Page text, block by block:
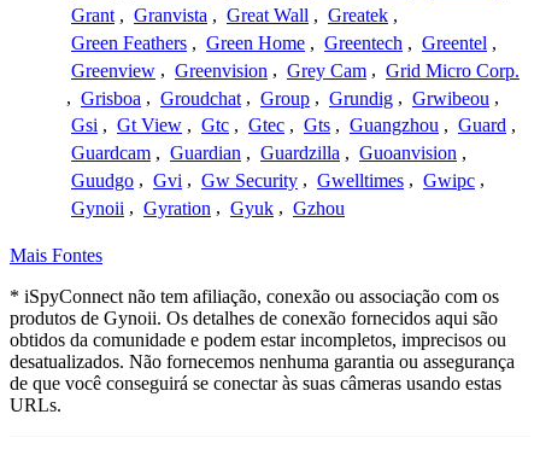
Grant , Granvista , Great Wall , Greatek ,
Green Feathers , Green Home , Greentech , Greentel ,
Greenview , Greenvision , Grey Cam , Grid Micro Corp.
, Grisboa , Groudchat , Group , Grundig , Grwibeou ,
Gsi , Gt View , Gtc , Gtec , Gts , Guangzhou , Guard ,
Guardcam , Guardian , Guardzilla , Guoanvision ,
Guudgo , Gvi , Gw Security , Gwelltimes , Gwipc ,
Gynoii , Gyration , Gyuk , Gzhou
Mais Fontes
* iSpyConnect não tem afiliação, conexão ou associação com os
produtos de Gynoii. Os detalhes de conexão fornecidos aqui são
obtidos da comunidade e podem estar incompletos, imprecisos ou
desatualizados. Não fornecemos nenhuma garantia ou assegurança
de que você conseguirá se conectar às suas câmeras usando estas
URLs.